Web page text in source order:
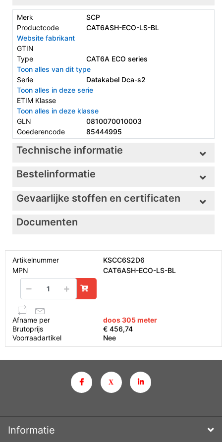
Merk
SCP
Productcode
CAT6ASH-ECO-LS-BL
Website fabrikant
GTIN
Type
CAT6A ECO series
Toon alles van dit type
Serie
Datakabel Dca-s2
Toon alles in deze serie
ETIM Klasse
Toon alles in deze klasse
GLN
0810070010003
Goederencode
85444995
Technische informatie
Bestelinformatie
Gevaarlijke stoffen en certificaten
Documenten
Artikelnummer
KSCC6S2D6
MPN
CAT6ASH-ECO-LS-BL
Afname per
doos 305 meter
Brutoprijs
€ 456,74
Voorraadartikel
Nee
Informatie